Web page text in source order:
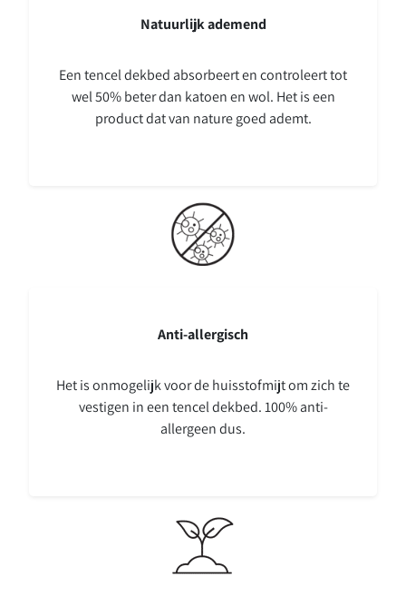
Natuurlijk ademend
Een tencel dekbed absorbeert en controleert tot
wel 50% beter dan katoen en wol. Het is een
product dat van nature goed ademt.
Anti-allergisch
Het is onmogelijk voor de huisstofmijt om zich te
vestigen in een tencel dekbed. 100% anti-
allergeen dus.